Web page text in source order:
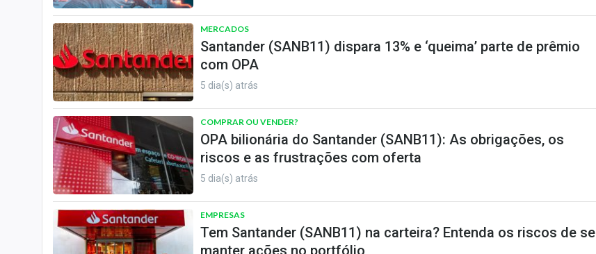
MERCADOS
Santander (SANB11) dispara 13% e ‘queima’ parte de prêmio
com OPA
5 dia(s) atrás
COMPRAR OU VENDER?
OPA bilionária do Santander (SANB11): As obrigações, os
riscos e as frustrações com oferta
5 dia(s) atrás
EMPRESAS
Tem Santander (SANB11) na carteira? Entenda os riscos de se
manter ações no portfólio